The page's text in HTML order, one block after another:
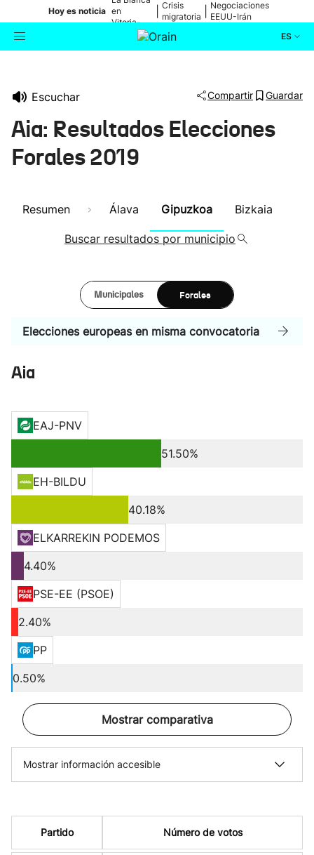
Hoy es noticia en
Vitoria-
Gasteiz
Crisis
migratoria
Negociaciones
EEUU-Irán
ES
Cultura
Escuchar Compartir Guardar
Aia: Resultados Elecciones
Forales 2019
Resumen Álava Gipuzkoa Bizkaia
Buscar resultados por municipio
Municipales Forales
Elecciones europeas en misma convocatoria
Aia
EAJ-PNV
51.50%
EH-BILDU
40.18%
ELKARREKIN PODEMOS
4.40%
PSE-EE (PSOE)
2.40%
PP
0.50%
Mostrar comparativa
Mostrar información accesible
Partido Número de votos